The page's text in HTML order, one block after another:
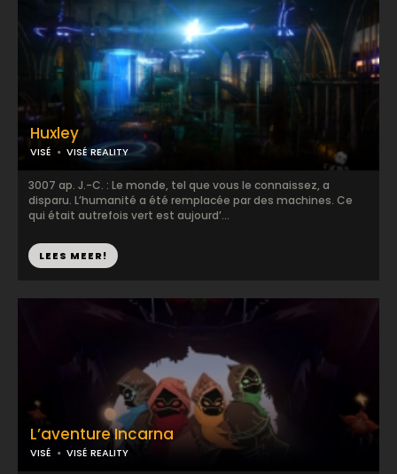
Huxley
VISÉ VISÉ REALITY
3007 ap. J.-C. : Le monde, tel que vous le connaissez, a
disparu. L’humanité a été remplacée par des machines. Ce
qui était autrefois vert est aujourd’...
LEES MEER!
L’aventure Incarna
VISÉ VISÉ REALITY